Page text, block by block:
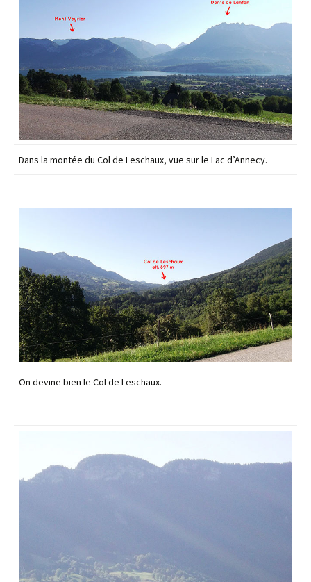
Dans la montée du Col de Leschaux, vue sur le Lac d’Annecy.
On devine bien le Col de Leschaux.